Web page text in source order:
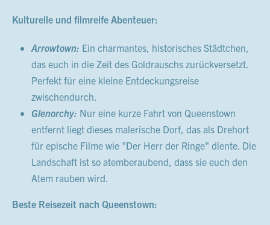
Kulturelle und filmreife Abenteuer:
Arrowtown: Ein charmantes, historisches Städtchen,
das euch in die Zeit des Goldrauschs zurückversetzt.
Perfekt für eine kleine Entdeckungsreise
zwischendurch.
Glenorchy: Nur eine kurze Fahrt von Queenstown
entfernt liegt dieses malerische Dorf, das als Drehort
für epische Filme wie "Der Herr der Ringe" diente. Die
Landschaft ist so atemberaubend, dass sie euch den
Atem rauben wird.
Beste Reisezeit nach Queenstown: